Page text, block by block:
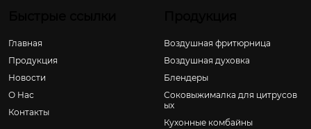
Главная
Продукция
Новости
О Hас
Контакты
Воздушная фритюрница
Воздушная духовка
Блендеры
Соковыжималка для цитрусов
ых
Кухонные комбайны